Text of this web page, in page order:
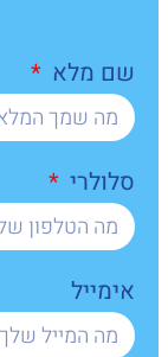
שם מלא
סלולרי
אימייל